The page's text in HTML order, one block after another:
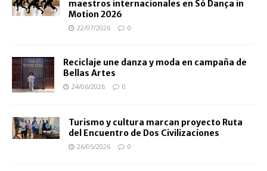
maestros internacionales en Só Dança in
Motion 2026
22/07/2026 0
Reciclaje une danza y moda en campaña de
Bellas Artes
24/06/2026 0
Turismo y cultura marcan proyecto Ruta
del Encuentro de Dos Civilizaciones
26/05/2026 0